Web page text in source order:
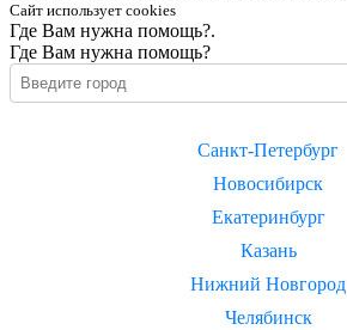
Сайт использует cookies
Где Вам нужна помощь?.
Где Вам нужна помощь?
Санкт-Петербург
Новосибирск
Екатеринбург
Казань
Нижний Новгород
Челябинск